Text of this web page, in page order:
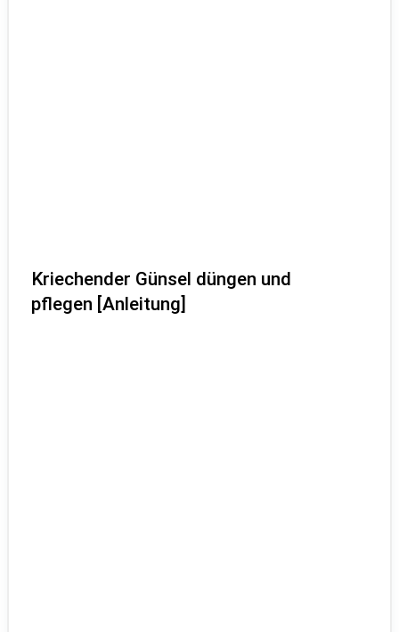
Kriechender Günsel düngen und
pflegen [Anleitung]